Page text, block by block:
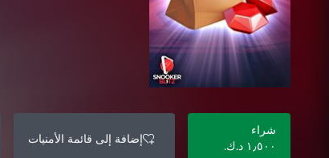
شراء
١٫٥٠٠ د.ك.‏
إضافة إلى قائمة الأمنيات